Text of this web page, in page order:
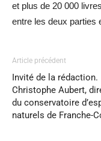
et plus de 20 000
entre les deux parties
Article précédent
Invité de la rédaction.
Christophe Aubert,
du conservatoire
naturels de Franche-